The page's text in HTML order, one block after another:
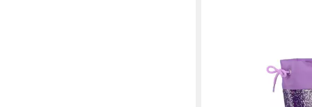
Stiefel
UVP39,95